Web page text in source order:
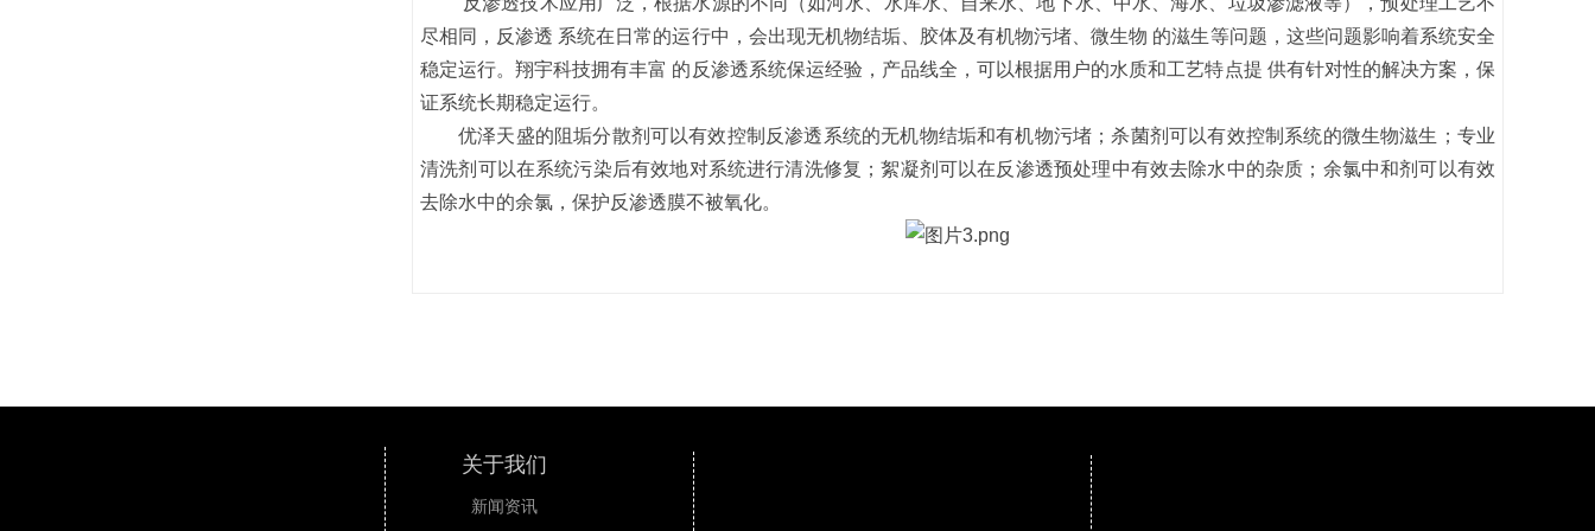
尽相同，反渗透 系统在日常的运行中，会出现无机物结垢、胶体及有机物污堵、微生物 的滋生等问题，这些问题影响着系统安全
稳定运行。翔宇科技拥有丰富 的反渗透系统保运经验，产品线全，可以根据用户的水质和工艺特点提 供有针对性的解决方案，保
证系统长期稳定运行。
优泽天盛的阻垢分散剂可以有效控制反渗透系统的无机物结垢和有机物污堵；杀菌剂可以有效控制系统的微生物滋生；专业
清洗剂可以在系统污染后有效地对系统进行清洗修复；絮凝剂可以在反渗透预处理中有效去除水中的杂质；余氯中和剂可以有效
去除水中的余氯，保护反渗透膜不被氧化。
关于我们
新闻资讯